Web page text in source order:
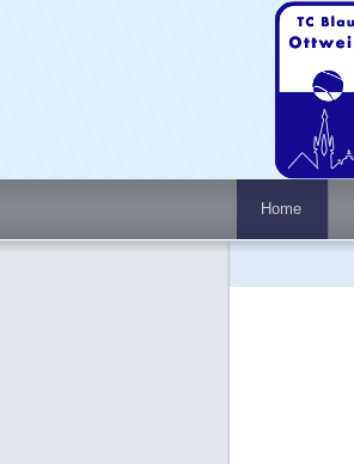
Home